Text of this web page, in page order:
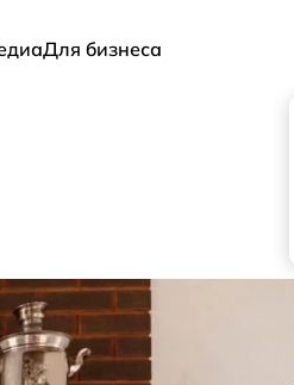
Для бизнеса